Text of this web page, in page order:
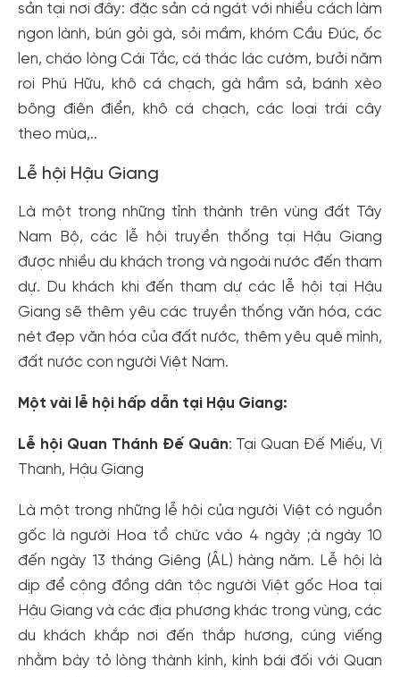
sản tại nơi đây: đặc sản cá ngát với nhiều cách làm
ngon lành, bún gỏi gà, sỏi mầm, khóm Cầu Đúc, ốc
len, cháo lòng Cái Tắc, cá thác lác cườm, bưởi năm
roi Phú Hữu, khô cá chạch, gà hầm sả, bánh xèo
bông điên điển, khô cá chạch, các loại trái cây
theo mùa,..
Lễ hội Hậu Giang
Là một trong những tỉnh thành trên vùng đất Tây
Nam Bộ, các lễ hội truyền thống tại Hậu Giang
được nhiều du khách trong và ngoài nước đến tham
dự. Du khách khi đến tham dự các lễ hội tại Hậu
Giang sẽ thêm yêu các truyền thống văn hóa, các
nét đẹp văn hóa của đất nước, thêm yêu quê mình,
đất nước con người Việt Nam.
Một vài lễ hội hấp dẫn tại Hậu Giang:
Lễ hội Quan Thánh Đế Quân: Tại Quan Đế Miếu, Vị
Thanh, Hậu Giang
Là một trong những lễ hội của người Việt có nguồn
gốc là người Hoa tổ chức vào 4 ngày ;à ngày 10
đến ngày 13 tháng Giêng (ÂL) hàng năm. Lễ hội là
dịp để cộng đồng dân tộc người Việt gốc Hoa tại
Hậu Giang và các địa phương khác trong vùng, các
du khách khắp nơi đến thắp hương, cúng viếng
nhằm bày tỏ lòng thành kính, kính bái đối với Quan